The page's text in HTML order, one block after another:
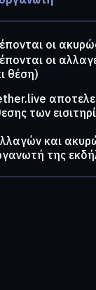
οι
οι
θέση)
των
και
της